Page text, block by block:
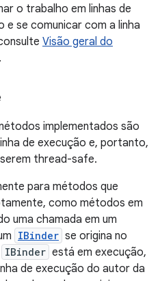
o trabalho em linhas de
e se comunicar com a linha
Visão geral do
.
implementados são
de execução e, portanto,
thread-safe.
para métodos que
como métodos em
uma chamada em um
IBinder se origina no
IBinder está em execução,
de execução do autor da